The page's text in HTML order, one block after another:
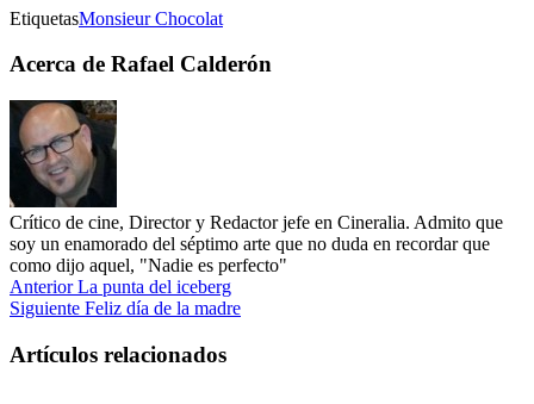
EtiquetasMonsieur Chocolat
Acerca de Rafael Calderón
Crítico de cine, Director y Redactor jefe en Cineralia. Admito que
soy un enamorado del séptimo arte que no duda en recordar que
como dijo aquel, "Nadie es perfecto"
AnteriorLa punta del iceberg
Siguiente Feliz día de la madre
Artículos relacionados